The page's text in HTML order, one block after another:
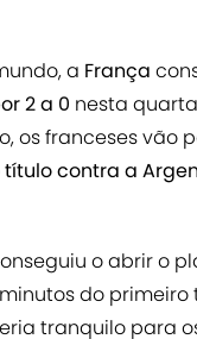
a França
2 a 0 nesta
os franceses vão
contra a
o abrir o
do
tranquilo para